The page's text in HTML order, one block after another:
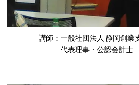
講師：一般社団法人 静岡創業
代表理事・公認会計士